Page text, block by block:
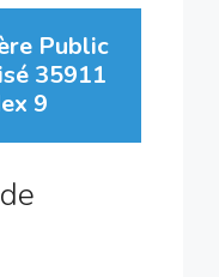
Public
35911
9